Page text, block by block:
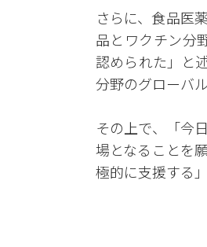
さらに、食品医
品とワクチン分
認められた」と
分野のグローバ
その上で、「今
場となることを
極的に支援する